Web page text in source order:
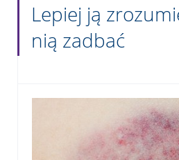
Lepiej ją
nią zadbać